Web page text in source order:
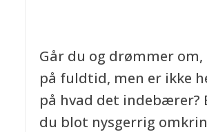
Går du og drømmer om,
på fuldtid, men er ikke
på hvad det indebærer?
du blot nysgerrig